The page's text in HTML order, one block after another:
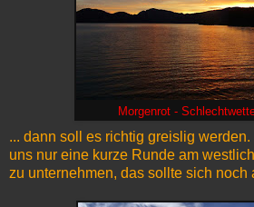
Morgenrot -
... dann soll es richtig greislig
uns nur eine kurze Runde am
zu unternehmen, das sollte sich noch